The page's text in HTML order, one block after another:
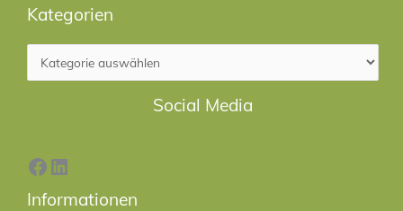
Kategorien
Social Media
Facebook
LinkedIn
Informationen